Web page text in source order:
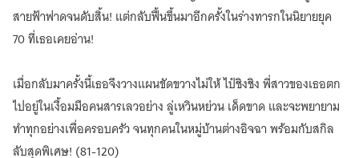
สกิล
พิเศษ
70
เล่ม
3
บท
ตัวประกอบ
ชีวิต
กับ
สกิล
พิเศษ
ใน
สายฟ้าฟาดจนดับสิ้น! แต่กลับฟื้นขึ้นมาอีกครั้งในร่างทารกในนิยายยุค
70 ที่เธอเคยอ่าน!
เมื่อกลับมาครั้งนี้เธอจึงวางแผนขัดขวางไม่ให้ ไป๋ชิงชิง พี่สาวของเธอตก
ไปอยู่ในเงื้อมมือคนสารเลวอย่าง ลู่เหวินหย่วน เด็ดขาด และจะพยายาม
ทำทุกอย่างเพื่อครอบครัว จนทุกคนในหมู่บ้านต่างอิจฉา พร้อมกับสกิล
ลับสุดพิเศษ! (81-120)